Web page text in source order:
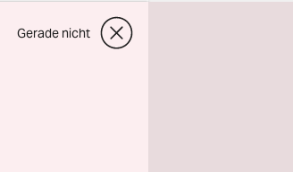
Gerade nicht